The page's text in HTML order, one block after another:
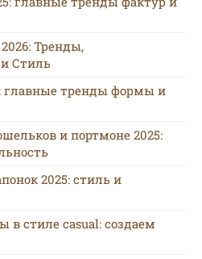
Тренды,
Стиль
главные тренды формы и
и портмоне 2025:
2025: стиль и
в стиле casual: создаем